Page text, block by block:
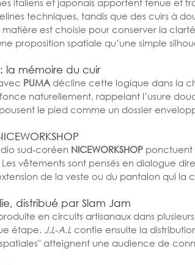
italiens et japonais apportent tenue et
techniques, tandis que des cuirs à
est choisie pour conserver la
proposition spatiale qu’une simple
: la mémoire du cuir
PUMA décline cette logique dans la
naturellement, rappelant l’usure
le pied comme un dossier
sud‑coréen NICEWORKSHOP ponctuent
vêtements sont pensés en dialogue
de la veste ou du pantalon qui la
distribué par Slam Jam
en circuits artisanaux dans
étape. J.L‑A.L confie ensuite la
atteignent une audience de